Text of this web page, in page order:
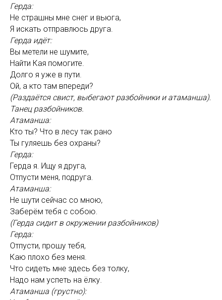
Герда:
Не страшны мне снег и вьюга,
Я искать отправлюсь друга.
Герда идёт:
Вы метели не шумите,
Найти Кая помогите.
Долго я уже в пути.
Ой, а кто там впереди?
(Раздаётся свист, выбегают разбойники и атаманша).
Танец разбойников.
Атаманша:
Кто ты? Что в лесу так рано
Ты гуляешь без охраны?
Герда:
Герда я. Ищу я друга,
Отпусти меня, подруга.
Атаманша:
Не шути сейчас со мною,
Заберём тебя с собою.
(Герда сидит в окружении разбойников)
Герда:
Отпусти, прошу тебя,
Каю плохо без меня.
Что сидеть мне здесь без толку,
Надо нам успеть на ёлку.
Атаманша (грустно):